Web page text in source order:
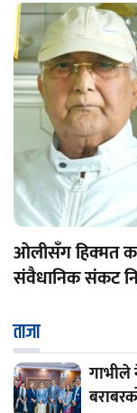
ओलीसँग हिक्मत
संवैधानिक संकट
ताजा
गाभीले